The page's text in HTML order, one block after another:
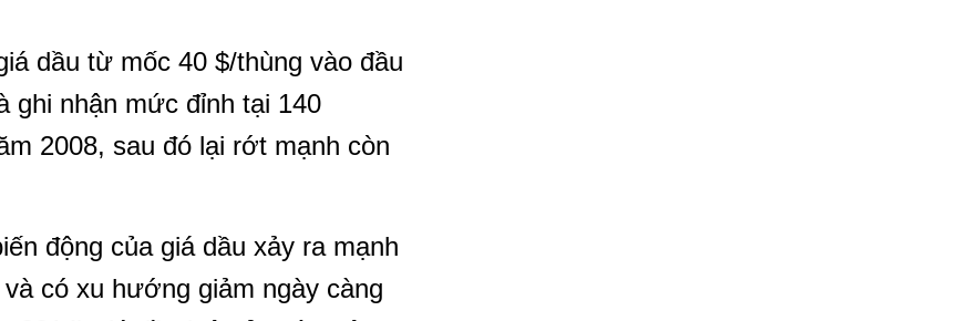
dầu từ mốc 40 $/thùng vào đầu
ghi nhận mức đỉnh tại 140
2008, sau đó lại rớt mạnh còn
động của giá dầu xảy ra mạnh
có xu hướng giảm ngày càng